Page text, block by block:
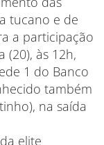
tucano e de
a participação
(20), às 12h,
1 do Banco
também
na saída
elite